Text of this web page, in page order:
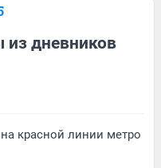
дневников
красной линии метро